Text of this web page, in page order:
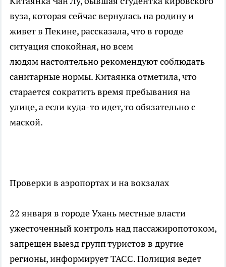
вуза, которая сейчас вернулась на родину и
живет в Пекине, рассказала, что в городе
ситуация спокойная, но всем
людям настоятельно рекомендуют соблюдать
санитарные нормы. Китаянка отметила, что
старается сократить время пребывания на
улице, а если куда-то идет, то обязательно с
маской.
Проверки в аэропортах и на вокзалах
22 января в городе Ухань местные власти
ужесточенный контроль над пассажиропотоком,
запрещен выезд групп туристов в другие
регионы, информирует ТАСС. Полиция ведет